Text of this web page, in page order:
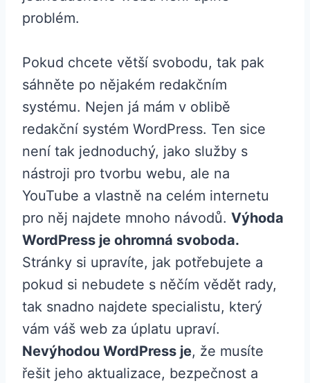
problém.
Pokud chcete větší svobodu, tak pak
sáhněte po nějakém redakčním
systému. Nejen já mám v oblibě
redakční systém WordPress. Ten sice
není tak jednoduchý, jako služby s
nástroji pro tvorbu webu, ale na
YouTube a vlastně na celém internetu
pro něj najdete mnoho návodů. Výhoda
WordPress je ohromná svoboda.
Stránky si upravíte, jak potřebujete a
pokud si nebudete s něčím vědět rady,
tak snadno najdete specialistu, který
vám váš web za úplatu upraví.
Nevýhodou WordPress je, že musíte
řešit jeho aktualizace, bezpečnost a